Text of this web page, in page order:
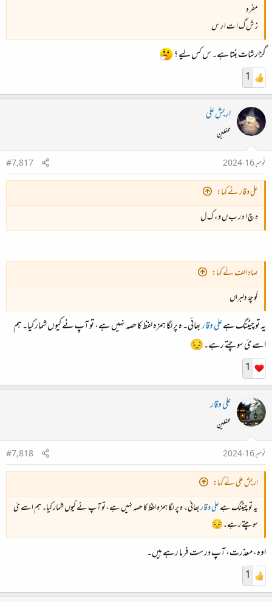
مفرد
ز ش گ ا ت ا ر س
گزارشات بنتا ہے۔ س کس لیے ؟
1
اربش علی
محفلین
نومبر 16، 2024
#7,817
علی وقار نے کہا:
ہ چ ا د ر ب ں و ء ک ل
صاد الف نے کہا:
کوچۂ دلبراں
یہ تو چیٹنگ ہےعلی وقاربھائی۔ ہ پر لگا ہمزہ لفظ کا حصہ نہیں ہے، تو آپ نے کیوں شمار کیا۔ ہم
اسے ئ سوچتے رہے۔😔
1
علی وقار
محفلین
نومبر 16، 2024
#7,818
اربش علی نے کہا:
یہ تو چیٹنگ ہےعلی وقاربھائی۔ ہ پر لگا ہمزہ لفظ کا حصہ نہیں ہے، تو آپ نے کیوں شمار کیا۔ ہم اسے ئ
سوچتے رہے۔😔
اوہ، معذرت، آپ درست فرما رہے ہیں۔
1